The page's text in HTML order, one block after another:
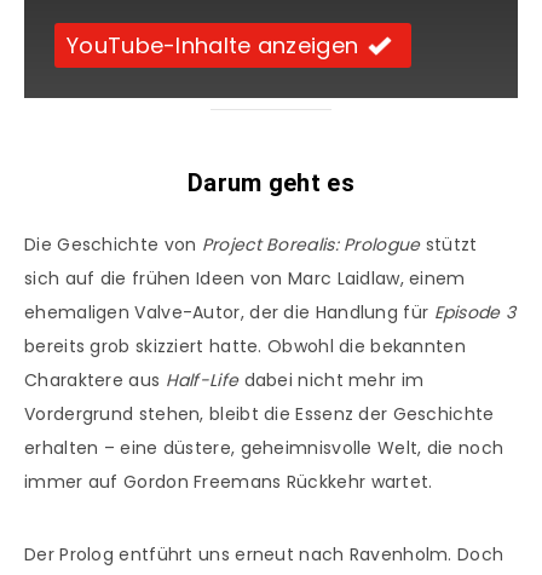
YouTube-Inhalte anzeigen
Darum geht es
Die Geschichte von Project Borealis: Prologuestützt
sich auf die frühen Ideen von Marc Laidlaw, einem
ehemaligen Valve-Autor, der die Handlung für Episode 3
bereits grob skizziert hatte. Obwohl die bekannten
Charaktere aus Half-Lifedabei nicht mehr im
Vordergrund stehen, bleibt die Essenz der Geschichte
erhalten – eine düstere, geheimnisvolle Welt, die noch
immer auf Gordon Freemans Rückkehr wartet.
Der Prolog entführt uns erneut nach Ravenholm. Doch